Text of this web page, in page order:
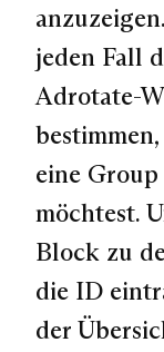
jeden Fall
Adrotate-
eine
möchtest.
Block zu
die ID
der